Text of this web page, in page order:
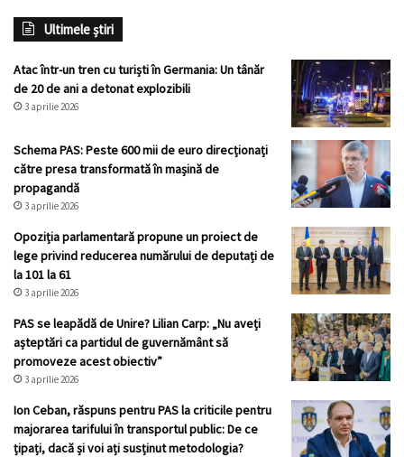
Ultimele știri
Atac într-un tren cu turiști în Germania: Un tânăr
de 20 de ani a detonat explozibili
3 aprilie 2026
Schema PAS: Peste 600 mii de euro direcționați
către presa transformată în mașină de
propagandă
3 aprilie 2026
Opoziția parlamentară propune un proiect de
lege privind reducerea numărului de deputați de
la 101 la 61
3 aprilie 2026
PAS se leapădă de Unire? Lilian Carp: „Nu aveți
așteptări ca partidul de guvernământ să
promoveze acest obiectiv”
3 aprilie 2026
Ion Ceban, răspuns pentru PAS la criticile pentru
majorarea tarifului în transportul public: De ce
țipați, dacă și voi ați susținut metodologia?